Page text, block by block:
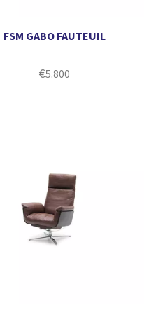
FSM GABO FAUTEUIL
€5.800